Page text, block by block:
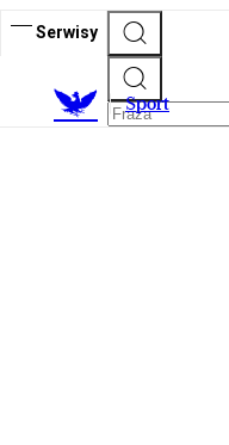
Serwisy
Sport